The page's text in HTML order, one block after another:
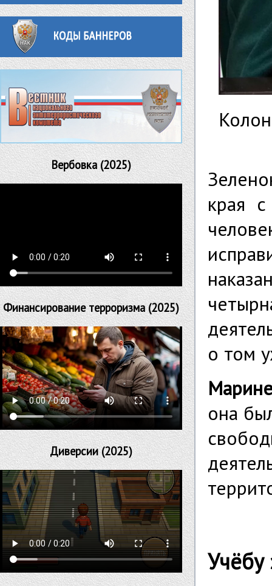
Вербовка (2025)
Финансирование терроризма (2025)
Диверсии (2025)
края
о том
она
Учёбу